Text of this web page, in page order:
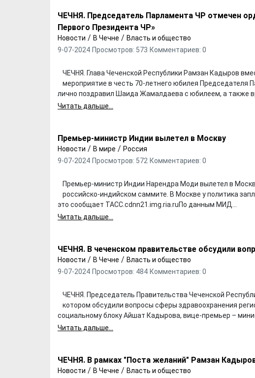
ЧЕЧНЯ. Председатель Парламента ЧР отмечен
Первого Президента ЧР»
Новости / В Чечне / Власть и общество
9-07-2024 Просмотров: 573 Комментариев: 0
ЧЕЧНЯ. Глава Чеченской Республики Рамзан Кадыров
мероприятие в честь 70-летнего юбилея
лично поздравил Шаида Жамалдаева с юбилеем, а также
Читать дальше...
Премьер-министр Индии вылетел в Москву
Новости / В мире / Россия
9-07-2024 Просмотров: 572 Комментариев: 0
Премьер-министр Индии Нарендра Моди вылетел в
российско-индийском саммите. В Москве у политика
это сообщает ТАСС.cdnn21.img.ria.ruПо данным МИД...
Читать дальше...
ЧЕЧНЯ. В чеченском правительстве обсудили
Новости / В Чечне / Власть и общество
9-07-2024 Просмотров: 484 Комментариев: 0
ЧЕЧНЯ. Председатель Правительства Чеченской
котором обсудили вопросы сферы здравоохранения
социальному блоку Айшат Кадырова, вице-премьер –
Читать дальше...
ЧЕЧНЯ. В рамках "Поста желаний" Рамзан
Новости / В Чечне / Власть и общество